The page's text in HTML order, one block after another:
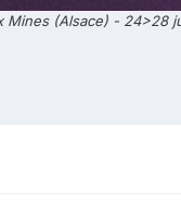
Mines (Alsace) - 24>28